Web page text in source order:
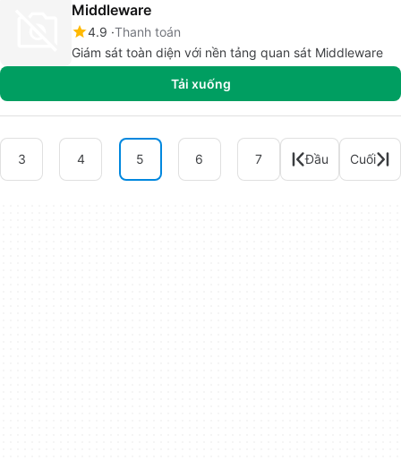
Middleware
4.9 Thanh toán
Giám sát toàn diện với nền tảng quan sát Middleware
Tải xuống
3 4 5 6 7 Đầu Cuối